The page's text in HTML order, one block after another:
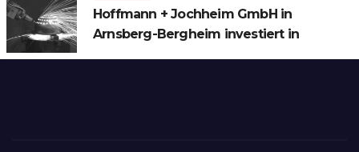
Hoffmann + Jochheim GmbH in
Arnsberg-Bergheim investiert in